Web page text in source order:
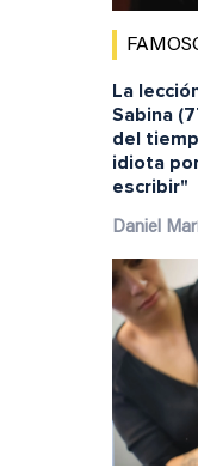
La
Sabina
del
idiota
escribir"
Daniel